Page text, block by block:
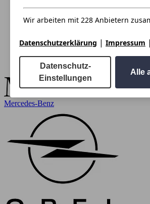
Mercedes-Benz
Wir arbeiten mit 228 Anbietern
Datenschutzerklärung | Impressum |
Datenschutz-
Einstellungen
Alle